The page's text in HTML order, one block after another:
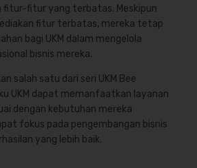
fitur-fitur yang terbatas. Meskipun
fitur terbatas, mereka tetap
bagi UKM dalam mengelola
bisnis mereka.
salah satu dari seri UKM Bee
UKM dapat memanfaatkan layanan
dengan kebutuhan mereka
fokus pada pengembangan bisnis
yang lebih baik.